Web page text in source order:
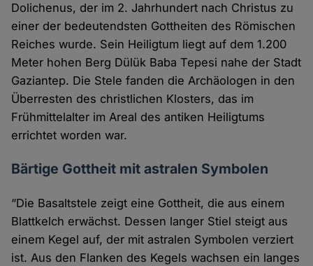
Dolichenus, der im 2. Jahrhundert nach Christus zu
einer der bedeutendsten Gottheiten des Römischen
Reiches wurde. Sein Heiligtum liegt auf dem 1.200
Meter hohen Berg Dülük Baba Tepesi nahe der Stadt
Gaziantep. Die Stele fanden die Archäologen in den
Überresten des christlichen Klosters, das im
Frühmittelalter im Areal des antiken Heiligtums
errichtet worden war.
Bärtige Gottheit mit astralen Symbolen
“Die Basaltstele zeigt eine Gottheit, die aus einem
Blattkelch erwächst. Dessen langer Stiel steigt aus
einem Kegel auf, der mit astralen Symbolen verziert
ist. Aus den Flanken des Kegels wachsen ein langes